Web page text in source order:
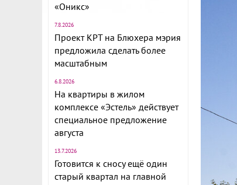
«Оникс»
7.8.2026
Проект КРТ на Блюхера мэрия
предложила сделать более
масштабным
6.8.2026
На квартиры в жилом
комплексе «Эстель» действует
специальное предложение
августа
13.7.2026
Готовится к сносу ещё один
старый квартал на главной